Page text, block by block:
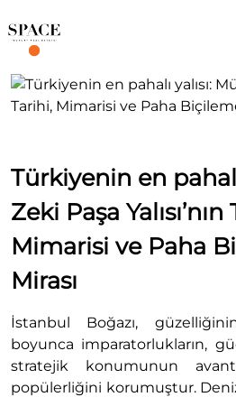
Türkiyenin en
Zeki Paşa
Mimarisi ve Paha
Mirası
İstanbul Boğazı,
boyunca imparatorlukların,
stratejik konumunun
popülerliğini korumuştur.